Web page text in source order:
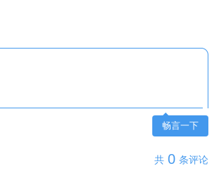
畅言一下
共 0 条评论